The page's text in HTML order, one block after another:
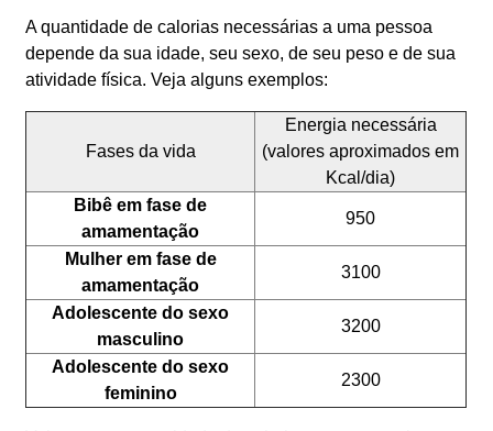
A quantidade de calorias necessárias a uma pessoa
depende da sua idade, seu sexo, de seu peso e de sua
atividade física. Veja alguns exemplos:
Fases da vida
Energia necessária
(valores aproximados em
Kcal/dia)
Bibê em fase de
amamentação
950
Mulher em fase de
amamentação
3100
Adolescente do sexo
masculino
3200
Adolescente do sexo
feminino
2300